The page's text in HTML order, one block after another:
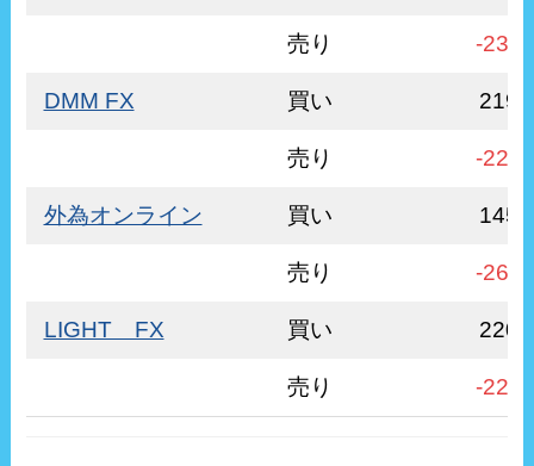
売り -236
DMM FX 買い 219
売り -222
外為オンライン 買い 145
売り -260
LIGHT FX 買い 220
売り -220